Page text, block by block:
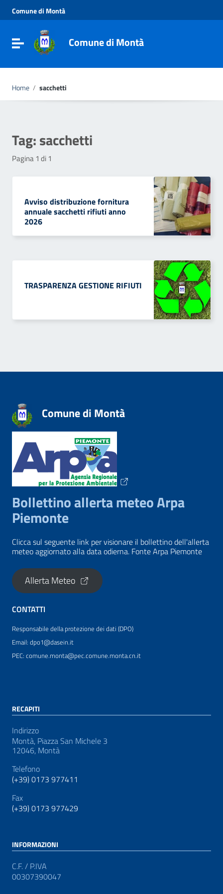
Vai al menu di navigazione
Vai al footer
Comune di Montà
Toggle navigationComune di Montà
Home / sacchetti
Tag:sacchetti
Pagina 1 di 1
Avviso distribuzione fornitura
annuale sacchetti rifiuti anno
2026
TRASPARENZA GESTIONE RIFIUTI
Comune di Montà
Bollettino allerta meteo Arpa
Piemonte
Clicca sul seguente link per visionare il bollettino dell'allerta
meteo aggiornato alla data odierna. Fonte Arpa Piemonte
Allerta Meteo
CONTATTI
Responsabile della protezione dei dati (DPO)
Email: dpo1@dasein.it
PEC: comune.monta@pec.comune.monta.cn.it
RECAPITI
Indirizzo
Montà, Piazza San Michele 3
12046, Montà
Telefono
(+39) 0173 977411
Fax
(+39) 0173 977429
INFORMAZIONI
C.F. / P.IVA
00307390047